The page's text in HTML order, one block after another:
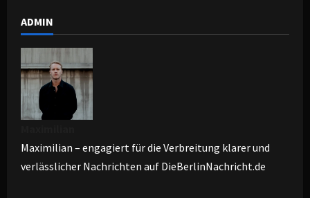
ADMIN
Maximilian – engagiert für die Verbreitung klarer und
verlässlicher Nachrichten auf DieBerlinNachricht.de